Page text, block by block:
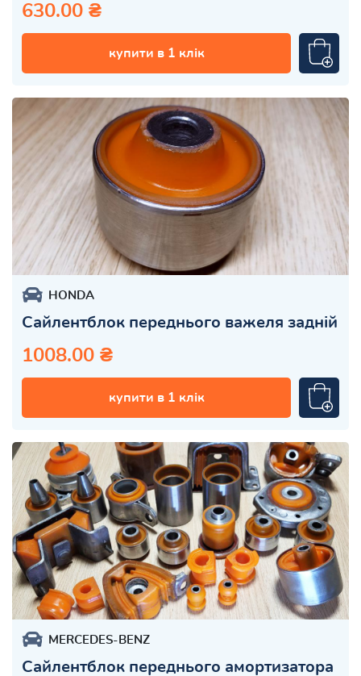
630.00 ₴
купити в 1 клік
HONDA
Сайлентблок переднього важеля задній
1008.00 ₴
купити в 1 клік
MERCEDES-BENZ
Сайлентблок переднього амортизатора